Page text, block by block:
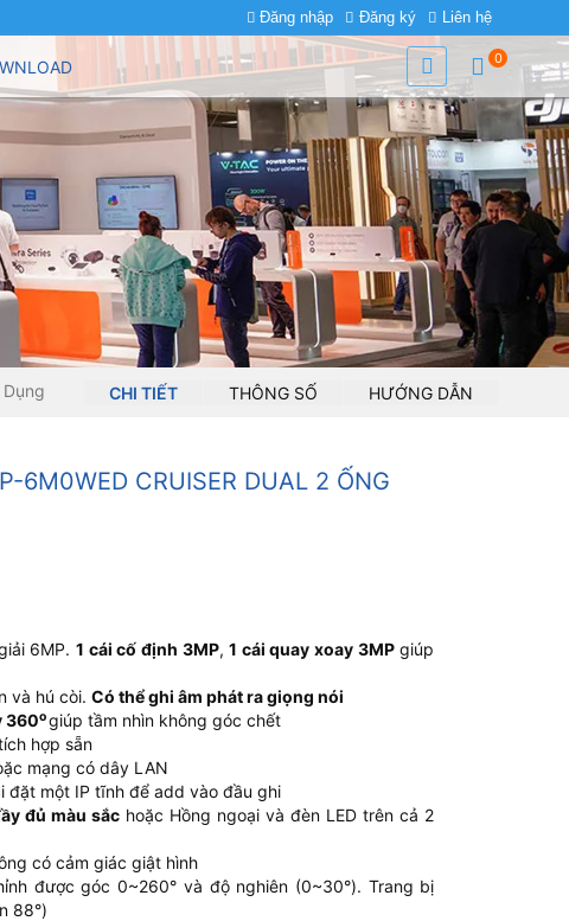
Đăng nhập Đăng ký Liên hệ
0
CHI TIẾT THÔNG SỐ HƯỚNG DẪN
6M0WED CRUISER DUAL 2 ỐNG
6MP. 1 cái cố định 3MP,1 cái quay xoay 3MPgiúp
và hú còi.Có thể ghi âm phát ra giọng nói
360ogiúp tầm nhìn không góc chết
hợp sẵn
mạng có dây LAN
đặt một IP tĩnh để add vào đầu ghi
đủ màu sắchoặc Hồng ngoại và đèn LED trên cả 2
có cảm giác giật hình
được góc 0~260° và độ nghiên (0~30°). Trang bị
88°)